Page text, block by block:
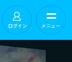
ログイン メニュー